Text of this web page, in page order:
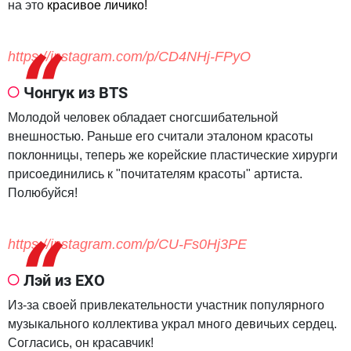
на это красивое личико!
https://instagram.com/p/CD4NHj-FPyO
Чонгук из BTS
Молодой человек обладает сногсшибательной
внешностью. Раньше его считали эталоном красоты
поклонницы, теперь же корейские пластические хирурги
присоединились к "почитателям красоты" артиста.
Полюбуйся!
https://instagram.com/p/CU-Fs0Hj3PE
Лэй из EXO
Из-за своей привлекательности участник популярного
музыкального коллектива украл много девичьих сердец.
Согласись, он красавчик!